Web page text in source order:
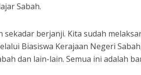
Sabah.
sekadar berjanji. Kita sudah
Biasiswa Kerajaan Negeri
dan lain-lain. Semua ini adalah